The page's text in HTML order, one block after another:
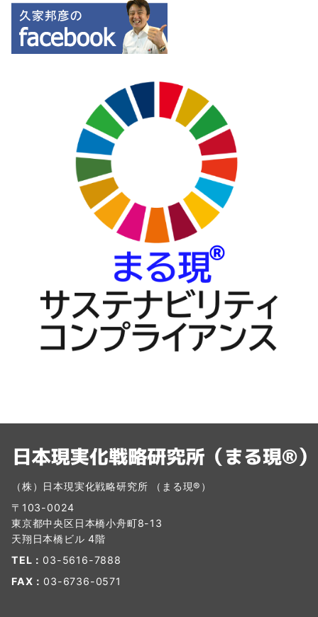
（株）日本現実化戦略研究所 （まる現®）
〒103-0024
東京都中央区日本橋小舟町8-13
天翔日本橋ビル 4階
TEL： 03-5616-7888
FAX： 03-6736-0571